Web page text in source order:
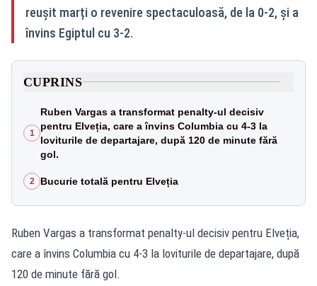
reușit marți o revenire spectaculoasă, de la 0-2, și a
învins Egiptul cu 3-2.
CUPRINS
1
Ruben Vargas a transformat penalty-ul decisiv
pentru Elveția, care a învins Columbia cu 4-3 la
loviturile de departajare, după 120 de minute fără
gol.
2 Bucurie totală pentru Elveția
Ruben Vargas a transformat penalty-ul decisiv pentru Elveția,
care a învins Columbia cu 4-3 la loviturile de departajare, după
120 de minute fără gol.